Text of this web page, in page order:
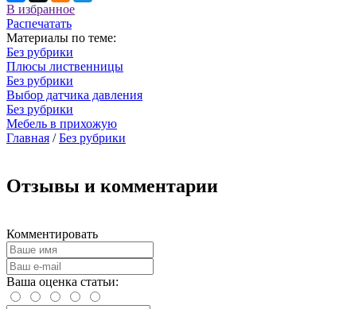
В избранное
Распечатать
Материалы по теме:
Без рубрики
Плюсы лиственницы
Без рубрики
Выбор датчика давления
Без рубрики
Мебель в прихожую
Главная / Без рубрики
Отзывы и комментарии
Комментировать
Ваша оценка статьи: